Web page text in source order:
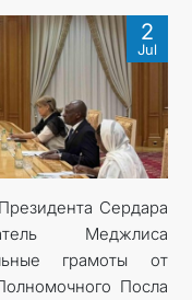
2
Jul
Сердара
Меджлиса
грамоты от
Посла